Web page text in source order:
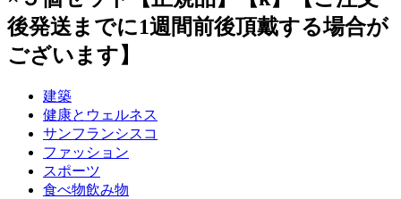
後発送までに1週間前後頂戴する場合が
ございます】
建築
健康とウェルネス
サンフランシスコ
ファッション
スポーツ
食べ物飲み物